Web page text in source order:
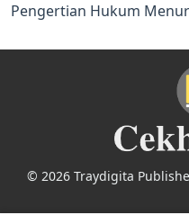
Pengertian Hukum
© 2026 Traydigita